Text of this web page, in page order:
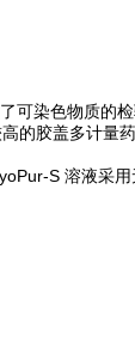
可染色物质的
的胶盖多计量
S 溶液采